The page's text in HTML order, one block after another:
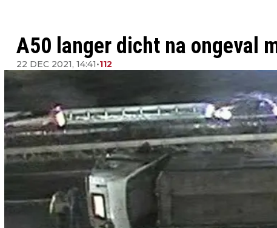
A50 langer dicht na ongeval
22 DEC 2021, 14:41•112